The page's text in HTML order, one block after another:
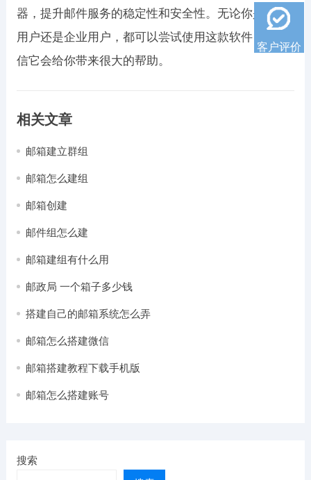
器，提升邮件服务的稳定性和安全性。无论你是个人
用户还是企业用户，都可以尝试使用这款软件，我相
信它会给你带来很大的帮助。
相关文章
邮箱建立群组
邮箱怎么建组
邮箱创建
邮件组怎么建
邮箱建组有什么用
邮政局 一个箱子多少钱
搭建自己的邮箱系统怎么弄
邮箱怎么搭建微信
邮箱搭建教程下载手机版
邮箱怎么搭建账号
搜索
客户评价